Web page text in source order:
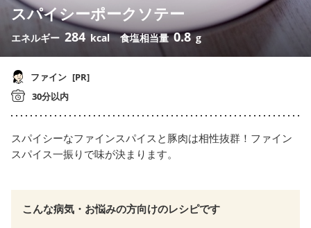
スパイシーポークソテー
エネルギー 284 kcal 食塩相当量0.8 g
ファイン [PR]
30分以内
スパイシーなファインスパイスと豚肉は相性抜群！ファイン
スパイス一振りで味が決まります。
こんな病気・お悩みの方向けのレシピです